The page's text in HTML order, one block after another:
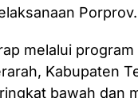
Porprov.
melalui
Kabupaten
bawah dan